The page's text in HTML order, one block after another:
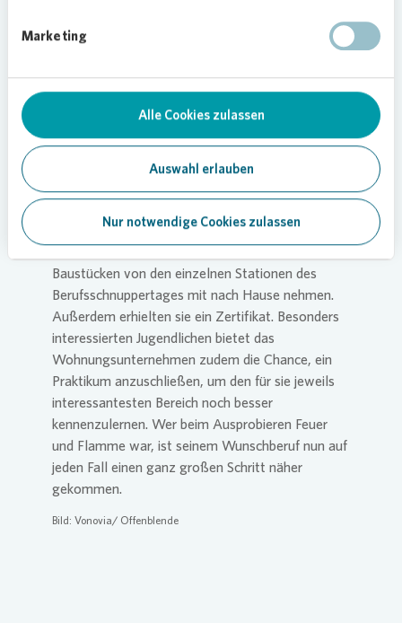
Marketing
Alle Cookies zulassen
Auswahl erlauben
Nur notwendige Cookies zulassen
schließt der Schnuppertag direkt an die Angebote
an, die wir Jugendlichen aus sozial schwächeren
Lernen bis hin zu diversen Sport- und
Unterstützung vonVonovia, jungen Menschen
dazu zu verhelfen, ihr weiteres Leben so zu
gestalten, wie sie es sich wünschen.“
Am Ende des Tages konnten alle Teilnehmenden
ein collageartiges “Kunstwerk” aus kleinen
Baustücken von den einzelnen Stationen des
Berufsschnuppertages mit nach Hause nehmen.
Außerdem erhielten sie ein Zertifikat. Besonders
interessierten Jugendlichen bietet das
Wohnungsunternehmen zudem die Chance, ein
Praktikum anzuschließen, um den für sie jeweils
interessantesten Bereich noch besser
kennenzulernen. Wer beim Ausprobieren Feuer
und Flamme war, ist seinem Wunschberuf nun auf
jeden Fall einen ganz großen Schritt näher
gekommen.
Bild: Vonovia/ Offenblende